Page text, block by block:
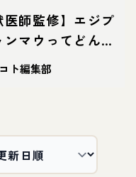
医師監修】エジプ
ンマウってどんな
性格・体重・寿命
徴・迎え方
ト編集部